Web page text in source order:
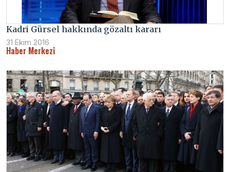
Kadri Gürsel hakkında gözaltı kararı
31 Ekim 2016
Haber Merkezi